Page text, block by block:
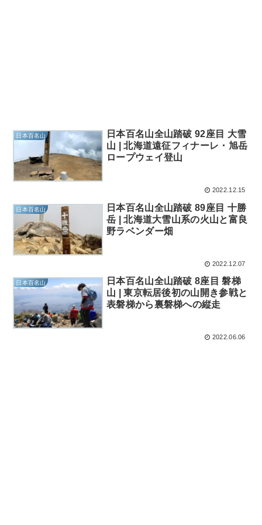
日本百名山
日本百名山全山踏破 92座目 大雪
山 | 北海道遠征フィナーレ・旭岳
ロープウェイ登山
2022.12.15
日本百名山
日本百名山全山踏破 89座目 十勝
岳 | 北海道大雪山系の火山と富良
野ラベンダー畑
2022.12.07
日本百名山
日本百名山全山踏破 8座目 磐梯
山 | 東京転居後初の山開き参戦と
表磐梯から裏磐梯への縦走
2022.06.06